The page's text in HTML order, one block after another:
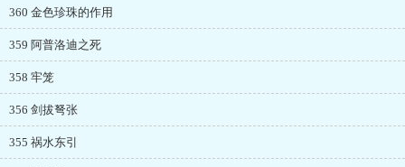
360 金色珍珠的作用
359 阿普洛迪之死
358 牢笼
356 剑拔弩张
355 祸水东引